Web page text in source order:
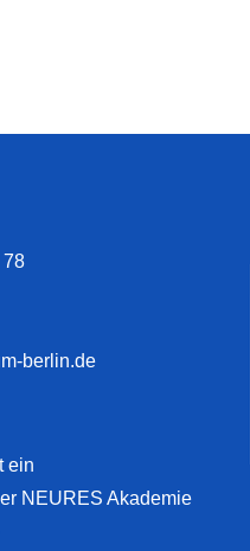
78
berlin.de
ein
NEURES Akademie